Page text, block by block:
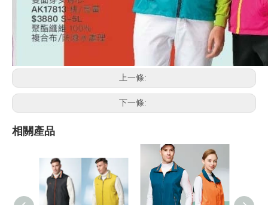
上一條:
下一條:
相關產品